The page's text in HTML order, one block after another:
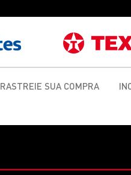
RASTREIE SUA COMPRA